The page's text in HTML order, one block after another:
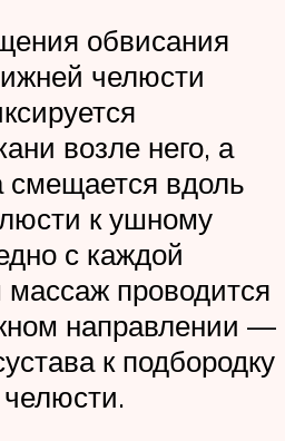
обвисания
челюсти
возле него, а
смещается вдоль
к ушному
с каждой
проводится
направлении —
к подбородку